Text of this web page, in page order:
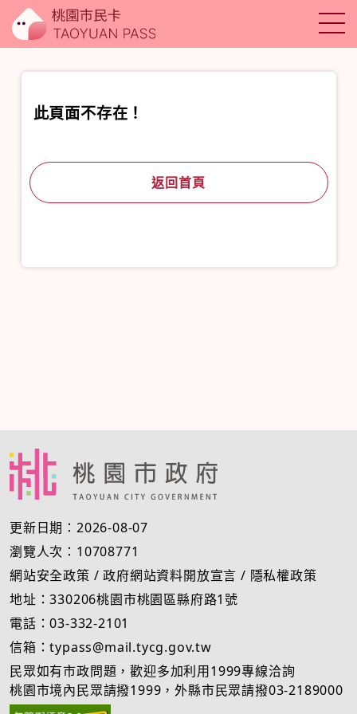
此頁面不存在！
返回首頁
更新日期：2026-08-07
瀏覽人次：10708771
網站安全政策 /政府網站資料開放宣言 / 隱私權政策
地址：330206桃園市桃園區縣府路1號
電話：03-332-2101
信箱：typass@mail.tycg.gov.tw
民眾如有市政問題，歡迎多加利用1999專線洽詢
桃園市境內民眾請撥1999，外縣市民眾請撥03-2189000